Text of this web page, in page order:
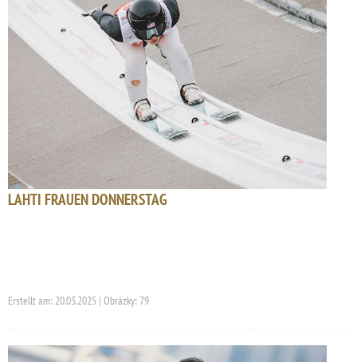
LAHTI FRAUEN DONNERSTAG
Erstellt am: 20.03.2025 | Obrázky: 79